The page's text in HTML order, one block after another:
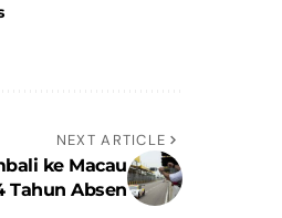
NEXT ARTICLE
ke Macau
Tahun Absen